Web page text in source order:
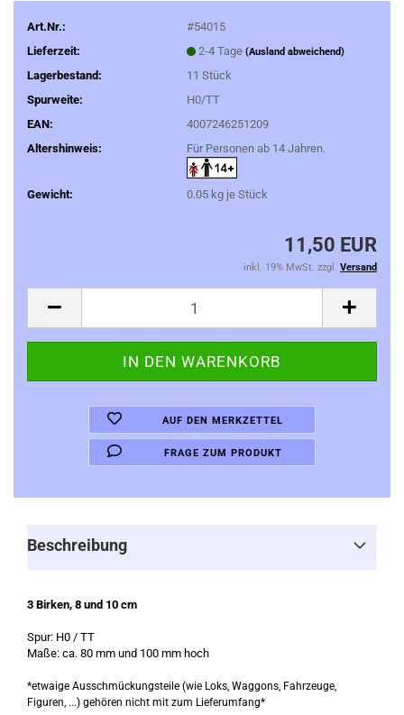
Art.Nr.:
#54015
Lieferzeit:
2-4 Tage (Ausland abweichend)
Lagerbestand: 11 Stück
Spurweite:
H0/TT
EAN:
4007246251209
Altershinweis:
Für Personen ab 14 Jahren.
Gewicht: 0.05kg je Stück
11,50 EUR
inkl. 19% MwSt. zzgl. Versand
AUF DEN MERKZETTEL
FRAGE ZUM PRODUKT
Beschreibung
3 Birken, 8 und 10 cm
Spur: H0 / TT
Maße: ca. 80 mm und 100 mm hoch
*etwaige Ausschmückungsteile (wie Loks, Waggons, Fahrzeuge,
Figuren, ...) gehören nicht mit zum Lieferumfang*